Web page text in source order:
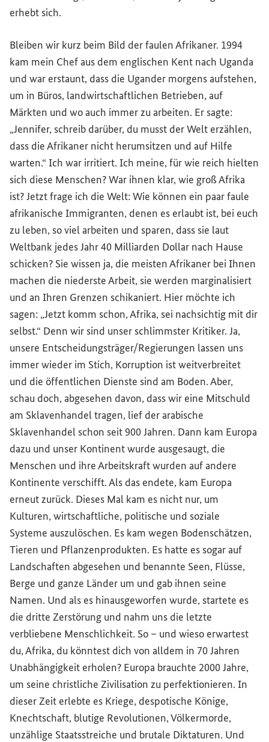
erhebt sich.
Bleiben wir kurz beim Bild der faulen Afrikaner. 1994
kam mein Chef aus dem englischen Kent nach Uganda
und war erstaunt, dass die Ugander morgens aufstehen,
um in Büros, landwirtschaftlichen Betrieben, auf
Märkten und wo auch immer zu arbeiten. Er sagte:
„Jennifer, schreib darüber, du musst der Welt erzählen,
dass die Afrikaner nicht herumsitzen und auf Hilfe
warten.“ Ich war irritiert. Ich meine, für wie reich hielten
sich diese Menschen? War ihnen klar, wie groß Afrika
ist? Jetzt frage ich die Welt: Wie können ein paar faule
afrikanische Immigranten, denen es erlaubt ist, bei euch
zu leben, so viel arbeiten und sparen, dass sie laut
Weltbank jedes Jahr 40 Milliarden Dollar nach Hause
schicken? Sie wissen ja, die meisten Afrikaner bei Ihnen
machen die niederste Arbeit, sie werden marginalisiert
und an Ihren Grenzen schikaniert. Hier möchte ich
sagen: „Jetzt komm schon, Afrika, sei nachsichtig mit dir
selbst.“ Denn wir sind unser schlimmster Kritiker. Ja,
unsere Entscheidungsträger/Regierungen lassen uns
immer wieder im Stich, Korruption ist weitverbreitet
und die öffentlichen Dienste sind am Boden. Aber,
schau doch, abgesehen davon, dass wir eine Mitschuld
am Sklavenhandel tragen, lief der arabische
Sklavenhandel schon seit 900 Jahren. Dann kam Europa
dazu und unser Kontinent wurde ausgesaugt, die
Menschen und ihre Arbeitskraft wurden auf andere
Kontinente verschifft. Als das endete, kam Europa
erneut zurück. Dieses Mal kam es nicht nur, um
Kulturen, wirtschaftliche, politische und soziale
Systeme auszulöschen. Es kam wegen Bodenschätzen,
Tieren und Pflanzenprodukten. Es hatte es sogar auf
Landschaften abgesehen und benannte Seen, Flüsse,
Berge und ganze Länder um und gab ihnen seine
Namen. Und als es hinausgeworfen wurde, startete es
die dritte Zerstörung und nahm uns die letzte
verbliebene Menschlichkeit. So – und wieso erwartest
du, Afrika, du könntest dich von alldem in 70 Jahren
Unabhängigkeit erholen? Europa brauchte 2000 Jahre,
um seine christliche Zivilisation zu perfektionieren. In
dieser Zeit erlebte es Kriege, despotische Könige,
Knechtschaft, blutige Revolutionen, Völkermorde,
unzählige Staatsstreiche und brutale Diktaturen. Und